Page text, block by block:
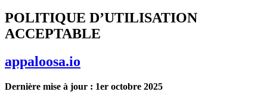
POLITIQUE D’UTILISATION
ACCEPTABLE
appaloosa.io
Dernière mise à jour : 1er octobre 2025